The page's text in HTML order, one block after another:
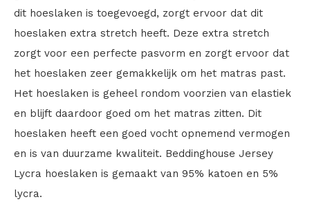
dit hoeslaken is toegevoegd, zorgt ervoor dat dit
hoeslaken extra stretch heeft. Deze extra stretch
zorgt voor een perfecte pasvorm en zorgt ervoor dat
het hoeslaken zeer gemakkelijk om het matras past.
Het hoeslaken is geheel rondom voorzien van elastiek
en blijft daardoor goed om het matras zitten. Dit
hoeslaken heeft een goed vocht opnemend vermogen
en is van duurzame kwaliteit. Beddinghouse Jersey
Lycra hoeslaken is gemaakt van 95% katoen en 5%
lycra.